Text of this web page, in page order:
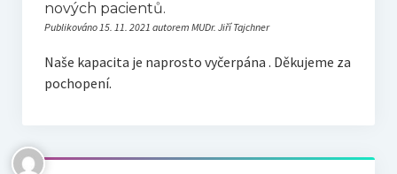
nových pacientů.
Publikováno 15. 11. 2021 autorem MUDr. Jiří Tajchner
Naše kapacita je naprosto vyčerpána . Děkujeme za
pochopení.